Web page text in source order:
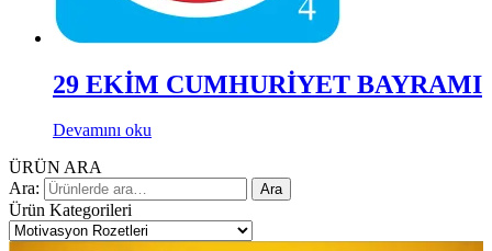
29 EKİM CUMHURİYET BAYRAMI
Devamını oku
ÜRÜN ARA
Ara:
Ara
Ürün Kategorileri